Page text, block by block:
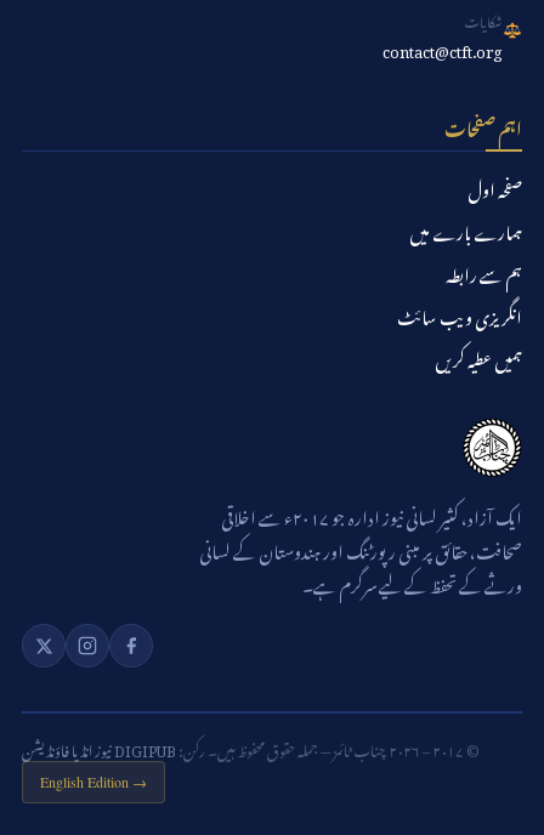
شکایات
contact@ctft.org
اہم صفحات
صفحہ اول
ہمارے بارے میں
ہم سے رابطہ
انگریزی ویب سائٹ
ہمیں عطیہ کریں
ایک آزاد، کثیر لسانی نیوز ادارہ جو ۲۰۱۷ء سے اخلاقی
صحافت، حقائق پر مبنی رپورٹنگ اور ہندوستان کے لسانی
ورثے کے تحفظ کے لیے سرگرم ہے۔
DIGIPUB نیوز انڈیا فاؤنڈیشن
English Edition →